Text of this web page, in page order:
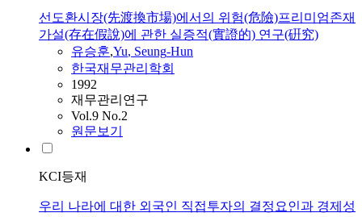
선도환시장(先渡換市場)에서의 위험(危險)프리미엄존재
가설(存在假說)에 관한 실증적(實證的) 연구(硏究)
유승훈,Yu, Seung-Hun
한국재무관리학회
1992
재무관리연구
Vol.9 No.2
원문보기
KCI등재
우리 나라에 대한 외국인 직접투자의 결정요인과 경제성